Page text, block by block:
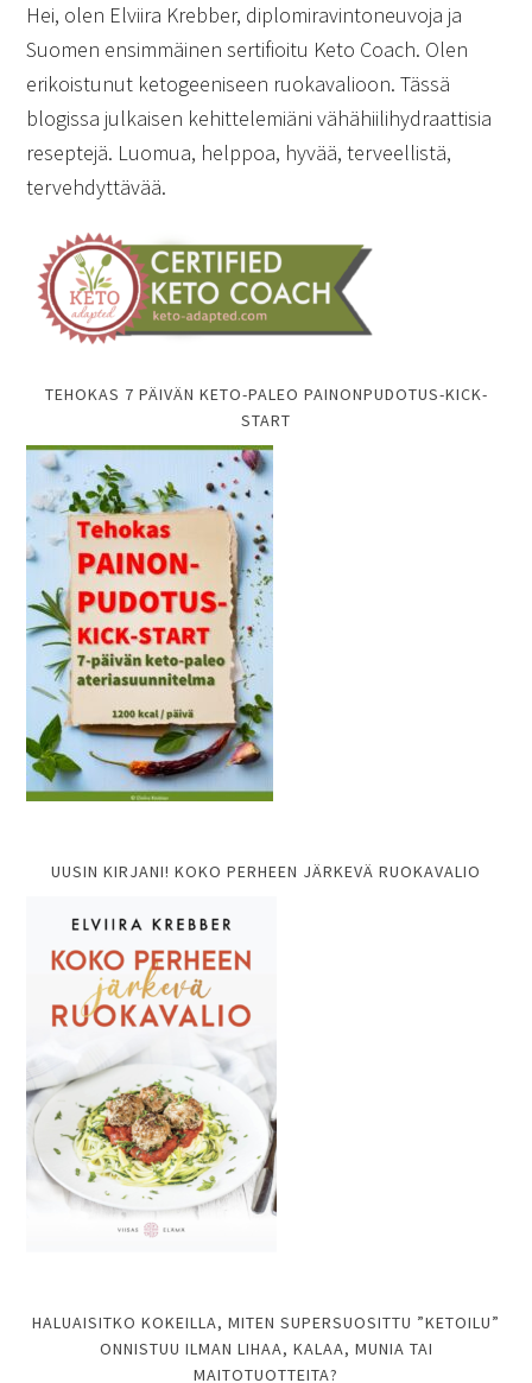
Hei, olen Elviira Krebber, diplomiravintoneuvoja ja
Suomen ensimmäinen sertifioitu Keto Coach. Olen
erikoistunut ketogeeniseen ruokavalioon. Tässä
blogissa julkaisen kehittelemiäni vähähiilihydraattisia
reseptejä. Luomua, helppoa, hyvää, terveellistä,
tervehdyttävää.
TEHOKAS 7 PÄIVÄN KETO-PALEO PAINONPUDOTUS-KICK-
START
UUSIN KIRJANI! KOKO PERHEEN JÄRKEVÄ RUOKAVALIO
HALUAISITKO KOKEILLA, MITEN SUPERSUOSITTU ”KETOILU”
ONNISTUU ILMAN LIHAA, KALAA, MUNIA TAI
MAITOTUOTTEITA?